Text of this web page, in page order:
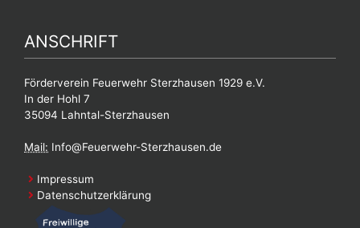
ANSCHRIFT
Förderverein Feuerwehr Sterzhausen 1929 e.V.
In der Hohl 7
35094 Lahntal-Sterzhausen
Mail: Info@Feuerwehr-Sterzhausen.de
Impressum
Datenschutzerklärung